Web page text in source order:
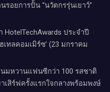
รอยการปั้น “นวัตกรรุ่นเยาว์”
HotelTechAwards ประจำปี
ทลคอมเมิร์ซ’ (23 มกราคม
นมหวานแฟนซีกว่า 100 รสชาติ
สิร์ฟครั้งแรกใจกลางพร้อมพงษ์